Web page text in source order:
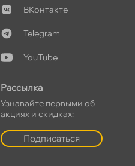
Контакте
Telegram
YouTube
Рассылка
Узнавайте первыми о
акциях и скидках:
Подписаться